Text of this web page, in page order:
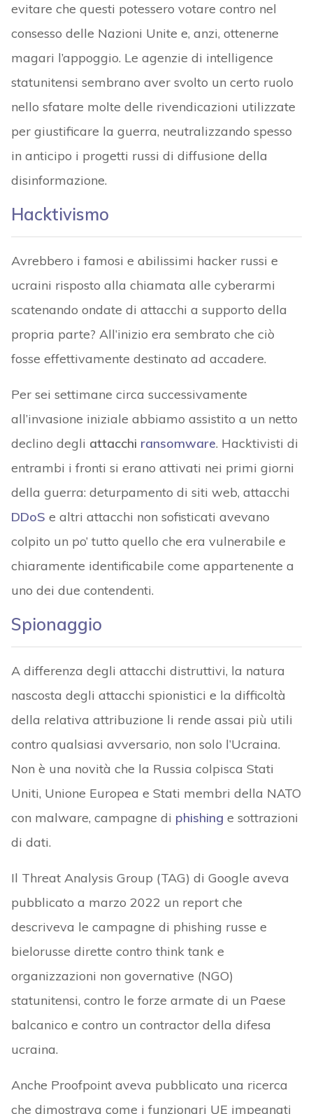
evitare che questi potessero votare contro nel
consesso delle Nazioni Unite e, anzi, ottenerne
magari l’appoggio. Le agenzie di intelligence
statunitensi sembrano aver svolto un certo ruolo
nello sfatare molte delle rivendicazioni utilizzate
per giustificare la guerra, neutralizzando spesso
in anticipo i progetti russi di diffusione della
disinformazione.
Hacktivismo
Avrebbero i famosi e abilissimi hacker russi e
ucraini risposto alla chiamata alle cyberarmi
scatenando ondate di attacchi a supporto della
propria parte? All’inizio era sembrato che ciò
fosse effettivamente destinato ad accadere.
Per sei settimane circa successivamente
all’invasione iniziale abbiamo assistito a un netto
declino degli attacchi ransomware. Hacktivisti di
entrambi i fronti si erano attivati nei primi giorni
della guerra: deturpamento di siti web, attacchi
DDoS e altri attacchi non sofisticati avevano
colpito un po’ tutto quello che era vulnerabile e
chiaramente identificabile come appartenente a
uno dei due contendenti.
Spionaggio
A differenza degli attacchi distruttivi, la natura
nascosta degli attacchi spionistici e la difficoltà
della relativa attribuzione li rende assai più utili
contro qualsiasi avversario, non solo l’Ucraina.
Non è una novità che la Russia colpisca Stati
Uniti, Unione Europea e Stati membri della NATO
con malware, campagne di phishing e sottrazioni
di dati.
Il Threat Analysis Group (TAG) di Google aveva
pubblicato a marzo 2022 un report che
descriveva le campagne di phishing russe e
bielorusse dirette contro think tank e
organizzazioni non governative (NGO)
statunitensi, contro le forze armate di un Paese
balcanico e contro un contractor della difesa
ucraina.
Anche Proofpoint aveva pubblicato una ricerca
che dimostrava come i funzionari UE impegnati